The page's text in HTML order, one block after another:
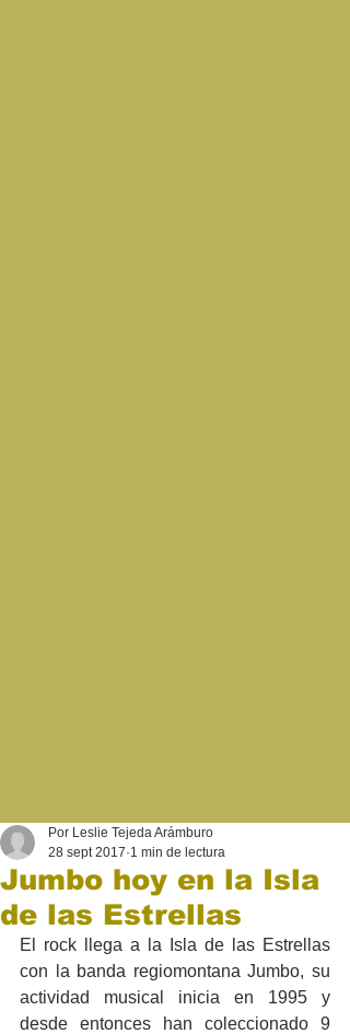
Jumbo hoy en la Isla
de las Estrellas
Por Leslie Tejeda Arámburo
28 sept 2017 1 min de lectura
El rock llega a la Isla de las Estrellas
con la banda regiomontana Jumbo, su
actividad musical inicia en 1995 y
desde entonces han coleccionado 9